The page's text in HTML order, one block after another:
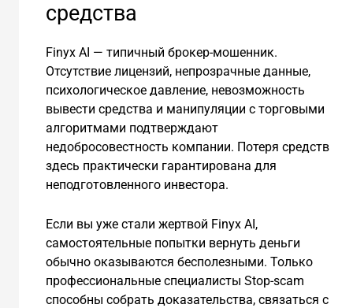
средства
Finyx AI — типичный брокер-мошенник.
Отсутствие лицензий, непрозрачные данные,
психологическое давление, невозможность
вывести средства и манипуляции с торговыми
алгоритмами подтверждают
недобросовестность компании. Потеря средств
здесь практически гарантирована для
неподготовленного инвестора.
Если вы уже стали жертвой Finyx AI,
самостоятельные попытки вернуть деньги
обычно оказываются бесполезными. Только
профессиональные специалисты Stop-scam
способны собрать доказательства, связаться с